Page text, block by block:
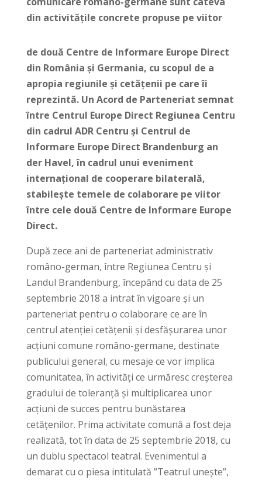
din activitățile concrete propuse pe viitor
de două Centre de Informare Europe Direct
din România și Germania, cu scopul de a
apropia regiunile și cetățenii pe care îi
reprezintă. Un Acord de Parteneriat semnat
între Centrul Europe Direct Regiunea Centru
din cadrul ADR Centru și Centrul de
Informare Europe Direct Brandenburg an
der Havel, în cadrul unui eveniment
internațional de cooperare bilaterală,
stabilește temele de colaborare pe viitor
între cele două Centre de Informare Europe
Direct.
După zece ani de parteneriat administrativ
româno-german, între Regiunea Centru și
Landul Brandenburg, începând cu data de 25
septembrie 2018 a intrat în vigoare și un
parteneriat pentru o colaborare ce are în
centrul atenției cetățenii și desfășurarea unor
acțiuni comune româno-germane, destinate
publicului general, cu mesaje ce vor implica
comunitatea, în activități ce urmăresc creșterea
gradului de toleranță și multiplicarea unor
acțiuni de succes pentru bunăstarea
cetățenilor. Prima activitate comună a fost deja
realizată, tot în data de 25 septembrie 2018, cu
un dublu spectacol teatral. Evenimentul a
demarat cu o piesa intitulată ”Teatrul unește”,